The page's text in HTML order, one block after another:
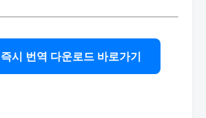
시 번역 다운로드 바로가기